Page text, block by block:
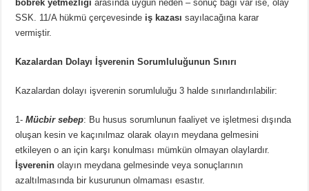
böbrek yetmezliği arasında uygun neden – sonuç bağı var ise, olay
SSK. 11/A hükmü çerçevesinde iş kazası sayılacağına karar
vermiştir.
Kazalardan Dolayı İşverenin Sorumluluğunun Sınırı
Kazalardan dolayı işverenin sorumluluğu 3 halde sınırlandırılabilir:
1-Mücbir sebep: Bu husus sorumlunun faaliyet ve işletmesi dışında
oluşan kesin ve kaçınılmaz olarak olayın meydana gelmesini
etkileyen o an için karşı konulması mümkün olmayan olaylardır.
İşverenin olayın meydana gelmesinde veya sonuçlarının
azaltılmasında bir kusurunun olmaması esastır.